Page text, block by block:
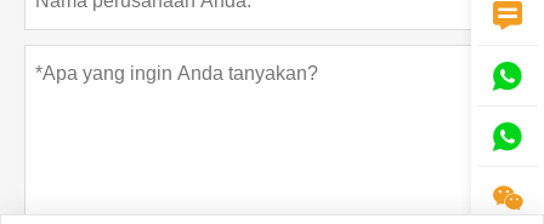



